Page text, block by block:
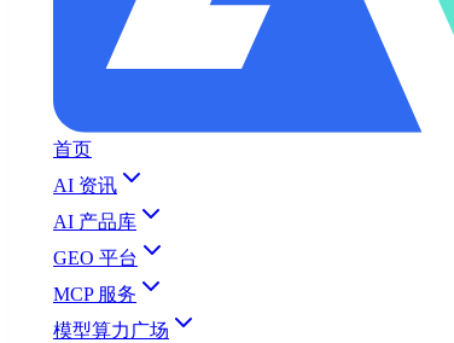
首页
AI 资讯
AI 产品库
GEO 平台
MCP 服务
模型算力广场